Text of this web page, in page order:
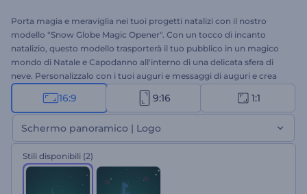
Porta magia e meraviglia nei tuoi progetti natalizi con il nostro
modello "Snow Globe Magic Opener". Con un tocco di incanto
natalizio, questo modello trasporterà il tuo pubblico in un magico
mondo di Natale e Capodanno all'interno di una delicata sfera di
neve. Personalizzalo con i tuoi auguri e messaggi di auguri e crea
un video festoso che trasmetta la magia delle feste al tuo pubblico.
Ideale per creare introduzioni calorose e memorabili, video di
auguri, anteprime festive per i social media e molto altro. Crea ora e
lascia che la magia delle feste abbia inizio!
16:9 9:16 1:1
Schermo panoramico | Logo
Stili disponibili (2)